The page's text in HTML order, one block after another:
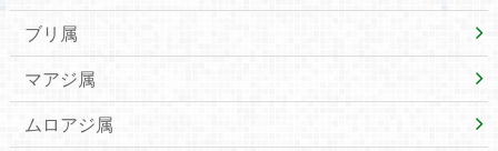
ブリ属
マアジ属
ムロアジ属